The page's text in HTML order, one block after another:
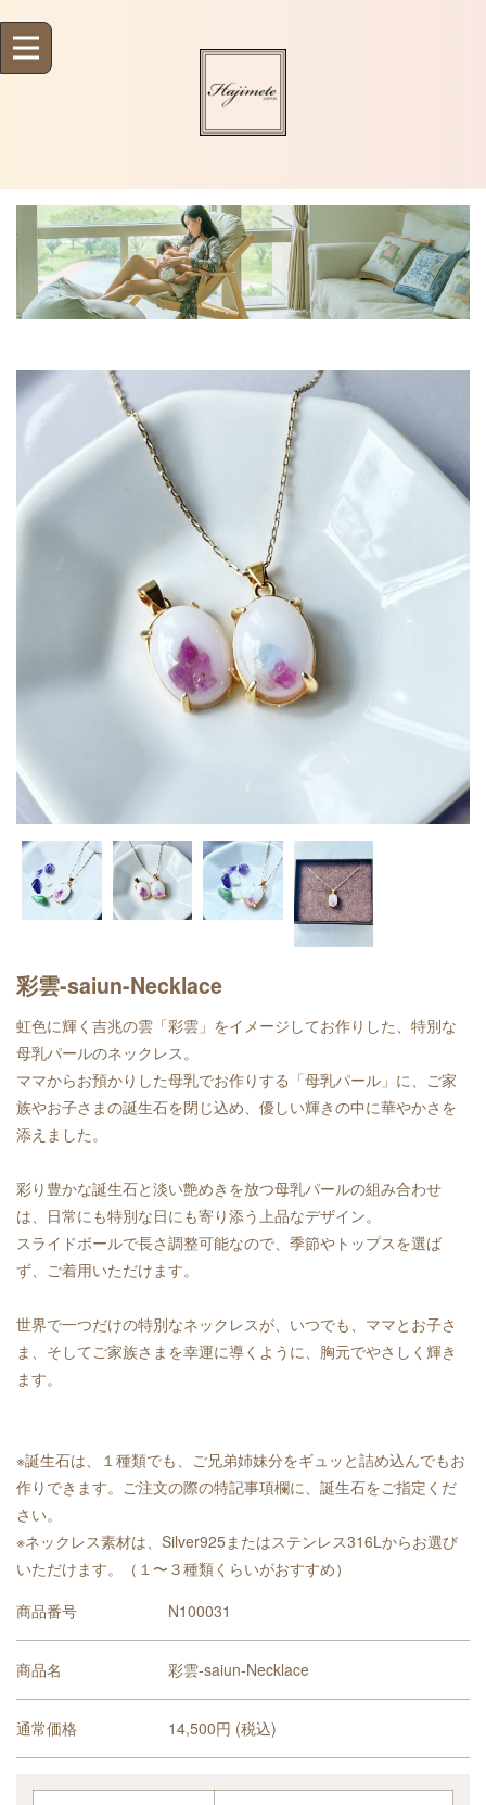
彩雲-saiun-Necklace
虹色に輝く吉兆の雲「彩雲」をイメージしてお作りした、特別な
母乳パールのネックレス。
ママからお預かりした母乳でお作りする「母乳パール」に、ご家
族やお子さまの誕生石を閉じ込め、優しい輝きの中に華やかさを
添えました。
彩り豊かな誕生石と淡い艶めきを放つ母乳パールの組み合わせ
は、日常にも特別な日にも寄り添う上品なデザイン。
スライドボールで長さ調整可能なので、季節やトップスを選ば
ず、ご着用いただけます。
世界で一つだけの特別なネックレスが、いつでも、ママとお子さ
ま、そしてご家族さまを幸運に導くように、胸元でやさしく輝き
ます。
※誕生石は、１種類でも、ご兄弟姉妹分をギュッと詰め込んでもお
作りできます。ご注文の際の特記事項欄に、誕生石をご指定くだ
さい。
※ネックレス素材は、Silver925またはステンレス316Lからお選び
いただけます。（１〜３種類くらいがおすすめ）
商品番号
N100031
商品名 彩雲-saiun-Necklace
通常価格 14,500円 (税込)